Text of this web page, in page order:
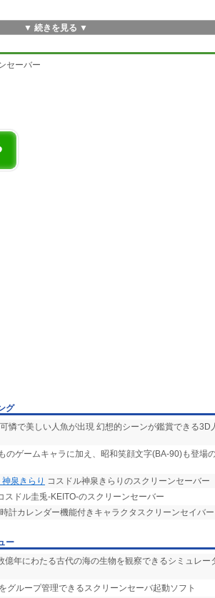
▼ 続きを見る ▼
セーバー
グ
憐で美しい人魚が出現 幻想的シーンが鑑賞できる3D
のゲームキャラに加え、昭和笑顔文字(BA-90)も登場
泉きらり コスドル神泉きらりのスクリーンセーバー
スドル圭兎-KEITO-のスクリーンセーバー
時計カレンダー機能付きキャラクタスクリーンセイバー
ー
億年にわたる古代の海の生物を観察できるシミュレー
グループ管理できるスクリーンセーバ起動ソフト